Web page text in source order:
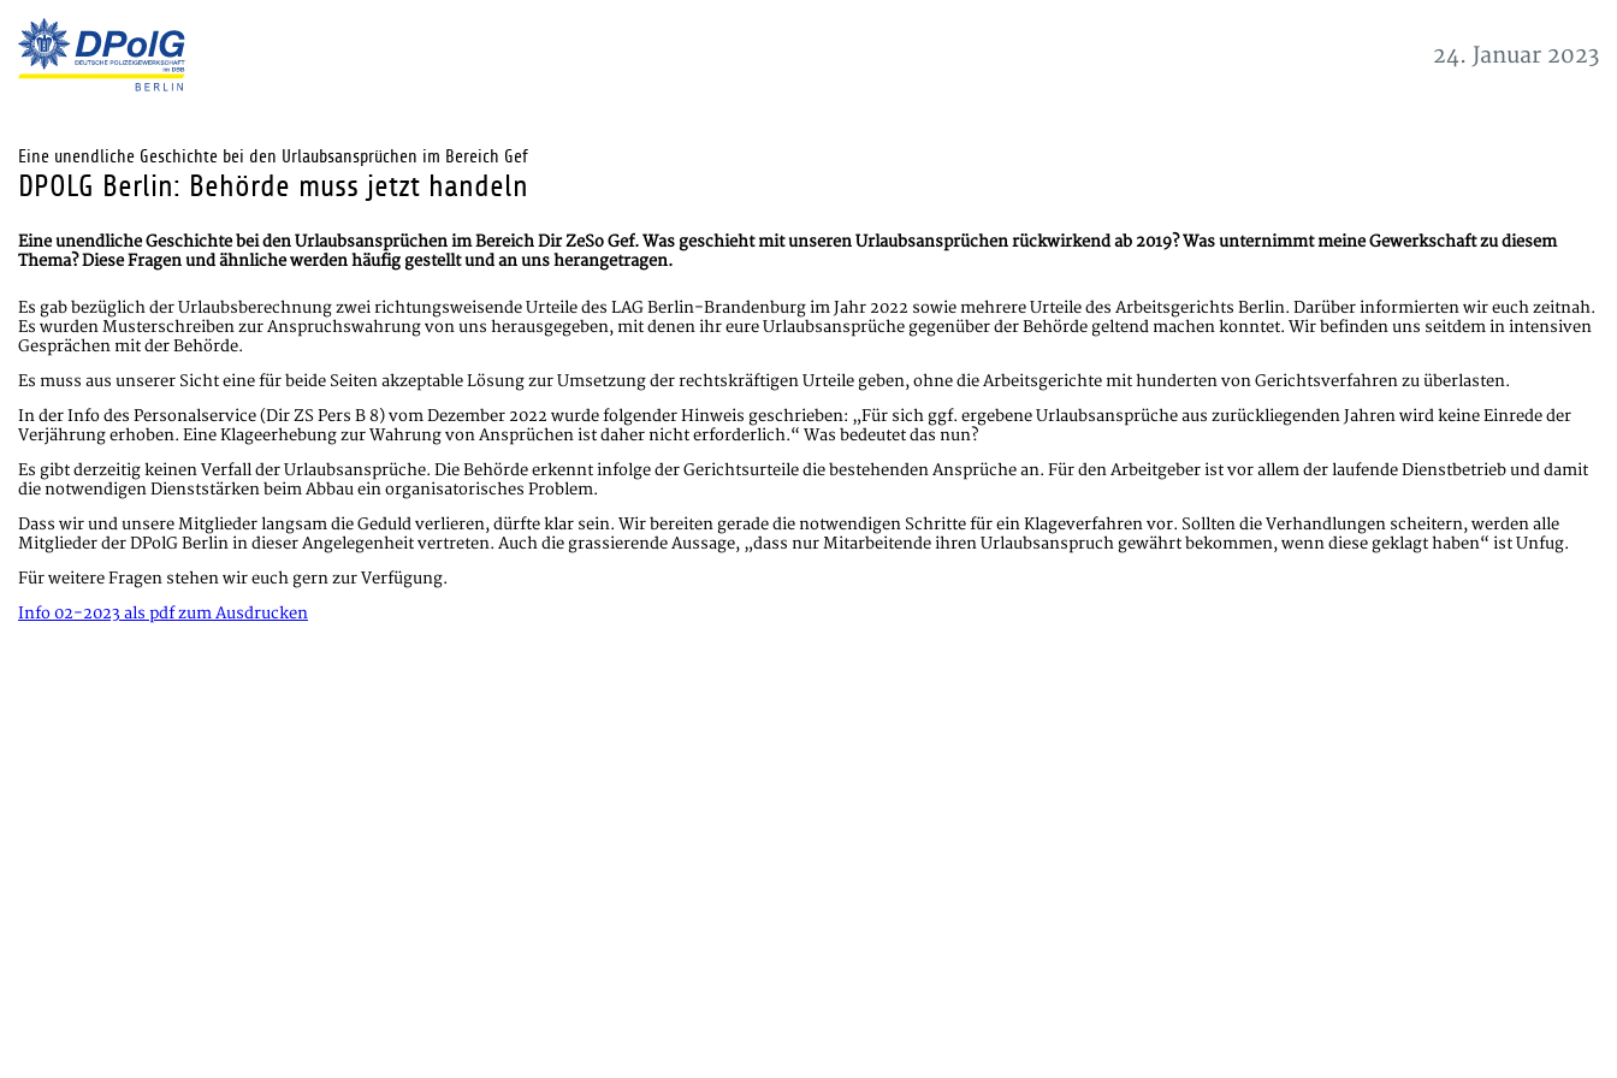
24. Januar 2023
Eine unendliche Geschichte bei den Urlaubsansprüchen im Bereich Gef
DPOLG Berlin: Behörde muss jetzt handeln
Eine unendliche Geschichte bei den Urlaubsansprüchen im Bereich Dir ZeSo Gef. Was geschieht mit unseren Urlaubsansprüchen rückwirkend ab 2019? Was unternimmt meine Gewerkschaft zu diesem
Thema? Diese Fragen und ähnliche werden häufig gestellt und an uns herangetragen.
Es gab bezüglich der Urlaubsberechnung zwei richtungsweisende Urteile des LAG Berlin-Brandenburg im Jahr 2022 sowie mehrere Urteile des Arbeitsgerichts Berlin. Darüber informierten wir euch zeitnah.
Es wurden Musterschreiben zur Anspruchswahrung von uns herausgegeben, mit denen ihr eure Urlaubsansprüche gegenüber der Behörde geltend machen konntet. Wir befinden uns seitdem in intensiven
Gesprächen mit der Behörde.
Es muss aus unserer Sicht eine für beide Seiten akzeptable Lösung zur Umsetzung der rechtskräftigen Urteile geben, ohne die Arbeitsgerichte mit hunderten von Gerichtsverfahren zu überlasten.
In der Info des Personalservice (Dir ZS Pers B 8) vom Dezember 2022 wurde folgender Hinweis geschrieben: „Für sich ggf. ergebene Urlaubsansprüche aus zurückliegenden Jahren wird keine Einrede der
Verjährung erhoben. Eine Klageerhebung zur Wahrung von Ansprüchen ist daher nicht erforderlich.“ Was bedeutet das nun?
Es gibt derzeitig keinen Verfall der Urlaubsansprüche. Die Behörde erkennt infolge der Gerichtsurteile die bestehenden Ansprüche an. Für den Arbeitgeber ist vor allem der laufende Dienstbetrieb und damit
die notwendigen Dienststärken beim Abbau ein organisatorisches Problem.
Dass wir und unsere Mitglieder langsam die Geduld verlieren, dürfte klar sein. Wir bereiten gerade die notwendigen Schritte für ein Klageverfahren vor. Sollten die Verhandlungen scheitern, werden alle
Mitglieder der DPolG Berlin in dieser Angelegenheit vertreten. Auch die grassierende Aussage, „dass nur Mitarbeitende ihren Urlaubsanspruch gewährt bekommen, wenn diese geklagt haben“ ist Unfug.
Für weitere Fragen stehen wir euch gern zur Verfügung.
Info 02-2023 als pdf zum Ausdrucken